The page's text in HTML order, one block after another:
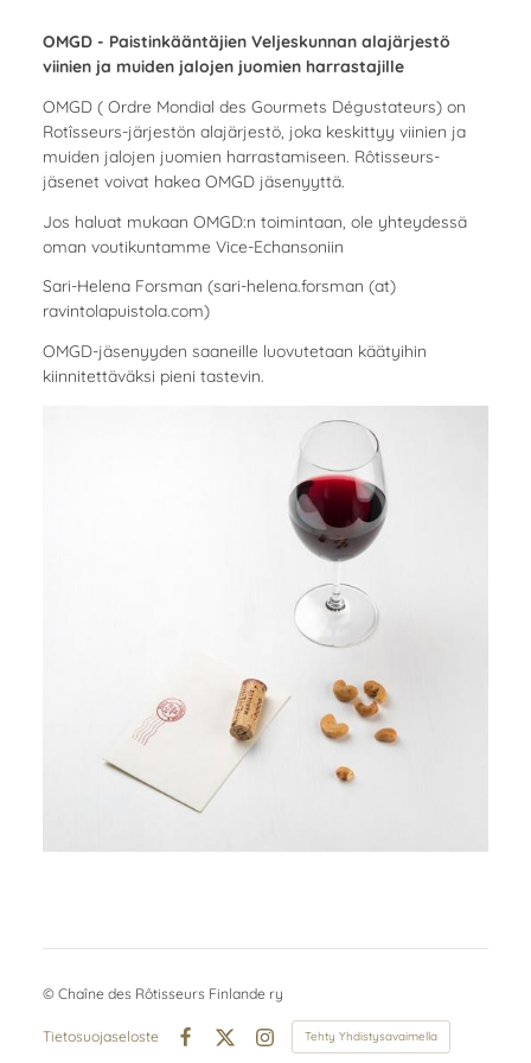
OMGD - Paistinkääntäjien Veljeskunnan alajärjestö
viinien ja muiden jalojen juomien harrastajille
OMGD ( Ordre Mondial des Gourmets Dégustateurs) on
Rotîsseurs-järjestön alajärjestö, joka keskittyy viinien ja
muiden jalojen juomien harrastamiseen. Rôtisseurs-
jäsenet voivat hakea OMGD jäsenyyttä.
Jos haluat mukaan OMGD:n toimintaan, ole yhteydessä
oman voutikuntamme Vice-Echansoniin
Sari-Helena Forsman (sari-helena.forsman (at)
ravintolapuistola.com)
OMGD-jäsenyyden saaneille luovutetaan käätyihin
kiinnitettäväksi pieni tastevin.
© Chaîne des Rôtisseurs Finlande ry
Tietosuojaseloste
Instagram
Tehty Yhdistysavaimella